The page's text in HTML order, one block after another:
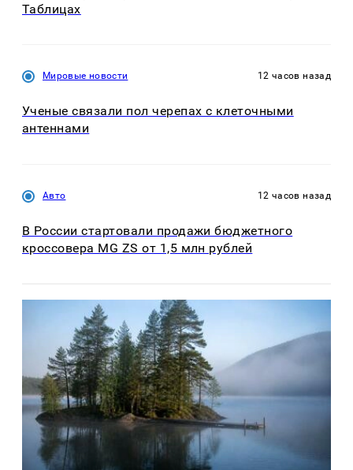
Таблицах
Мировые новости 12 часов назад
Ученые связали пол черепах с клеточными
антеннами
Авто 12 часов назад
В России стартовали продажи бюджетного
кроссовера MG ZS от 1,5 млн рублей